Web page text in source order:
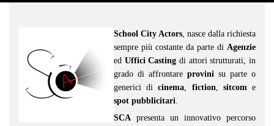
School City Actors, nasce dalla richiesta
sempre più costante da parte di Agenzie
ed Uffici Casting di attori strutturati, in
grado di affrontare provini su parte o
generici dicinema, fiction, sitcome
spot pubblicitari.
SCA presenta un innovativo percorso